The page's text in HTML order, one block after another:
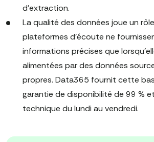
d'extraction.
La qualité des données joue un
plateformes d'écoute ne
informations précises que
alimentées par des données
propres. Data365 fournit cette
garantie de disponibilité de 99 %
technique du lundi au vendredi.